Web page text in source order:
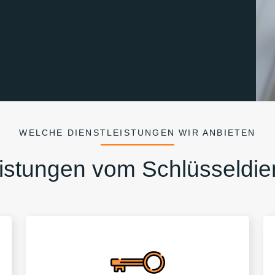
WELCHE DIENSTLEISTUNGEN WIR ANBIETEN
vom